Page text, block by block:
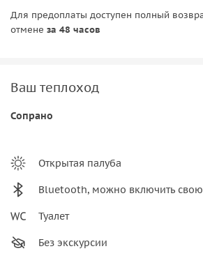
Для предоплаты доступен полный
отмене за 48 часов
Ваш теплоход
Сопрано
Открытая палуба
Bluetooth, можно включить
Туалет
Без экскурсии